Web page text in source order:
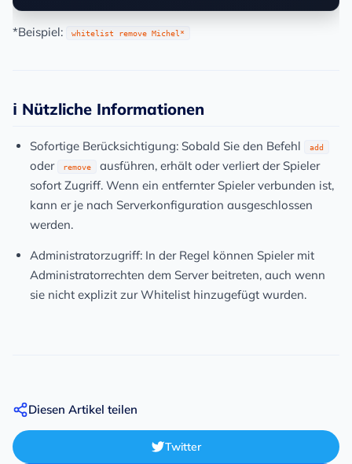
*Beispiel: whitelist remove Michel*
ℹ️ Nützliche Informationen
Sofortige Berücksichtigung: Sobald Sie den Befehl add
oder remove
ausführen, erhält oder verliert der Spieler
sofort Zugriff. Wenn ein entfernter Spieler verbunden ist,
kann er je nach Serverkonfiguration ausgeschlossen
werden.
Administratorzugriff: In der Regel können Spieler mit
Administratorrechten dem Server beitreten, auch wenn
sie nicht explizit zur Whitelist hinzugefügt wurden.
Diesen Artikel teilen
Twitter